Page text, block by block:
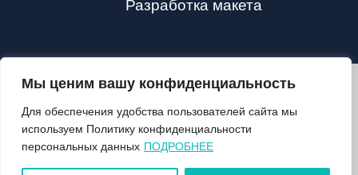
Мы ценим вашу конфиденциальность
Для обеспечения удобства пользователей сайта мы
используем Политику конфиденциальности
персональных данных ПОДРОБНЕЕ
Разработка макета
2024©VALOZHIN.BY - НОВОСТИ ВОЛОЖИНСКОГО РАЙОНА
О ГАЗЕТЕ
ПОДПИСКА